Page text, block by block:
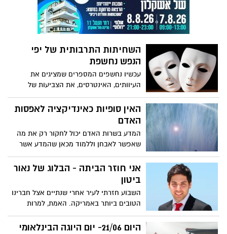
השחיתות התרבותית של יפי
הנפש נחשפת
עכשיו נחשפים המספרים שמציגים את
העיוותים, האינטרסים, את הצביעות של
אצולת התרבות שבמעשיהם הרחיקו את
התרבות מאשדוד, מהעם, מהפריפריה לטובת
קבוצה אליטיסטית קטנה, המהווה שברירי
האין סופיות כאינדיקציה לאפסות
האדם
המדע בשרות האדם יכול לחקור רק את מה
שאפשר לאבחן וללמוד מכאן שהמדע אשר
עדין רחוק מלפתור אפילו את תעלומת גוף
האדם, בוודאי ובוודאי רחוק עד מאוד
מלמדוד, להבין, לתפוס ולאבחן את היקום. ולו
כדי לענות על שאלה בסיסית ומרתקת : האם
מבין כל האינסוף כוכבים, ישנה אפשרות
לקיומו של כוכב עדין נוסף כמו שלנו ביקום, בו
קיימים חיים מורכבים או שמא אנחנו בודדים?
אני חוזר הביתה - הבלוג של נאור
ביטון
השבוע חזרתי לעיר אחרי שנתיים אצל חברינו
הטובים ביותר באמריקה. האמת, למרות
הנוחות שבחיים בוושינגטון, ניו יורק
ובמיניאפוליס, התגעגעתי למדינה שלנו
היום 21/06- יום היוגה הבינלאומי